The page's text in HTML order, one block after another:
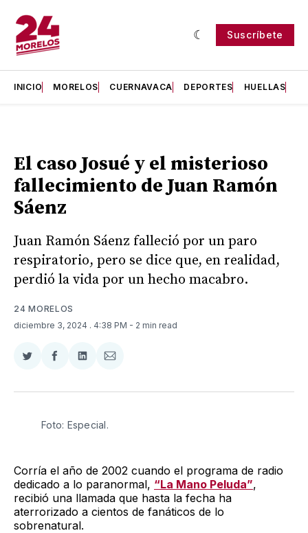
Suscríbete
INICIO MORELOS CUERNAVACA DEPORTES HUELLAS
El caso Josué y el misterioso
fallecimiento de Juan Ramón
Sáenz
Juan Ramón Sáenz falleció por un paro
respiratorio, pero se dice que, en realidad,
perdió la vida por un hecho macabro.
24 MORELOS
diciembre 3, 2024 . 4:38 PM - 2 min read
Compartir
Twitter
Compartir
Facebook
Compartir
LinkedIn
Compartir
Email
Foto: Especial.
Corría el año de 2002 cuando el programa de radio
dedicado a lo paranormal, “La Mano Peluda”,
recibió una llamada que hasta la fecha ha
aterrorizado a cientos de fanáticos de lo
sobrenatural.